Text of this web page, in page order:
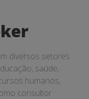
diversos setores
saúde,
humanos,
consultor